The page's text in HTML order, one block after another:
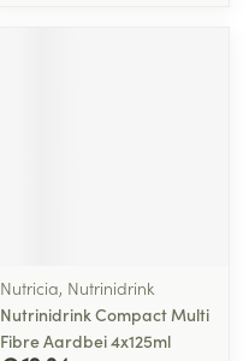
Nutricia, Nutrinidrink
Nutrinidrink Compact Multi
Fibre Aardbei 4x125ml